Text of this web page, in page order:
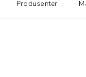
Produsenter